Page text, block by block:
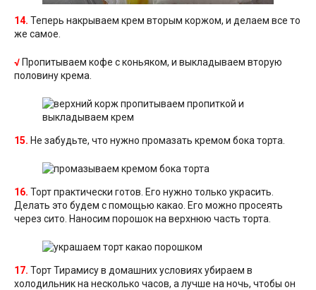
14. Теперь накрываем крем вторым коржом, и делаем все то
же самое.
√Пропитываем кофе с коньяком, и выкладываем вторую
половину крема.
15. Не забудьте, что нужно промазать кремом бока торта.
16. Торт практически готов. Его нужно только украсить.
Делать это будем с помощью какао. Его можно просеять
через сито. Наносим порошок на верхнюю часть торта.
17. Торт Тирамису в домашних условиях убираем в
холодильник на несколько часов, а лучше на ночь, чтобы он